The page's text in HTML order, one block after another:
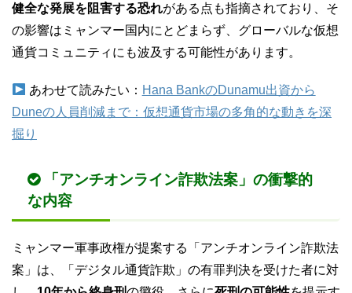
健全な発展を阻害する恐れがある点も指摘されており、そ
の影響はミャンマー国内にとどまらず、グローバルな仮想
通貨コミュニティにも波及する可能性があります。
あわせて読みたい： Hana BankのDunamu出資から
Duneの人員削減まで：仮想通貨市場の多角的な動きを深
掘り
「アンチオンライン詐欺法案」の衝撃的
な内容
ミャンマー軍事政権が提案する「アンチオンライン詐欺法
案」は、「デジタル通貨詐欺」の有罪判決を受けた者に対